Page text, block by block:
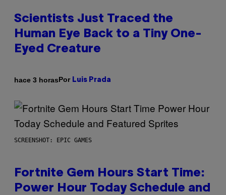
Scientists Just Traced the
Human Eye Back to a Tiny One-
Eyed Creature
hace 3 horasPor Luis Prada
SCREENSHOT: EPIC GAMES
Fortnite Gem Hours Start Time:
Power Hour Today Schedule and